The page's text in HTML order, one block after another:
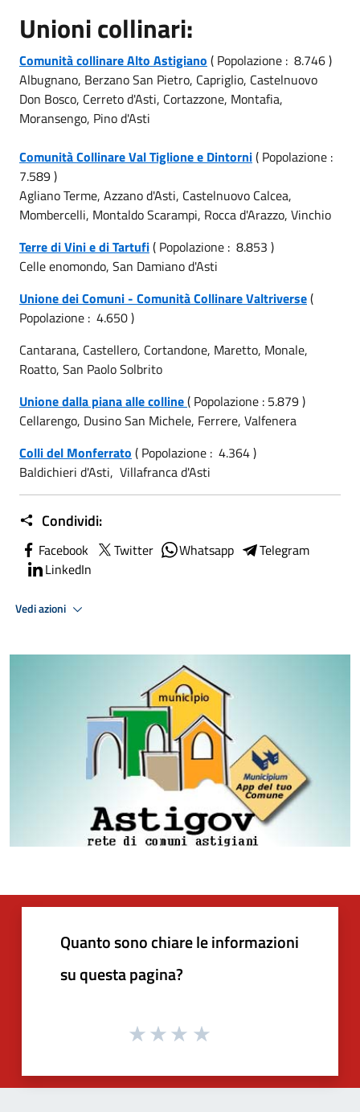
Unioni collinari:
Comunità collinare Alto Astigiano ( Popolazione : 8.746 )
Albugnano, Berzano San Pietro, Capriglio, Castelnuovo
Don Bosco, Cerreto d'Asti, Cortazzone, Montafia,
Moransengo, Pino d'Asti
Comunità Collinare Val Tiglione e Dintorni( Popolazione :
7.589 )
Agliano Terme, Azzano d'Asti, Castelnuovo Calcea,
Mombercelli, Montaldo Scarampi, Rocca d'Arazzo, Vinchio
Terre di Vini e di Tartufi( Popolazione : 8.853 )
Celle enomondo, San Damiano d'Asti
Unione dei Comuni - Comunità Collinare Valtriverse(
Popolazione : 4.650 )
Cantarana, Castellero, Cortandone, Maretto, Monale,
Roatto, San Paolo Solbrito
Unione dalla piana alle colline( Popolazione : 5.879 )
Cellarengo, Dusino San Michele, Ferrere, Valfenera
Colli del Monferrato ( Popolazione : 4.364 )
Baldichieri d'Asti, Villafranca d'Asti
Condividi:
Facebook Twitter Whatsapp
Telegram
LinkedIn
Vedi azioni
Quanto sono chiare le informazioni
su questa pagina?